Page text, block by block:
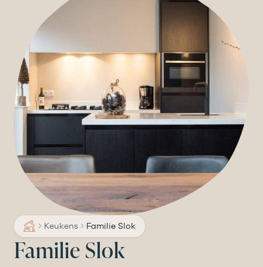
Keukens Familie Slok
Familie Slok